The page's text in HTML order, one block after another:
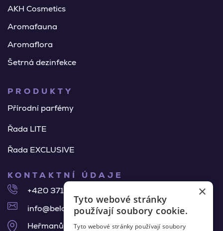
AKH Cosmetics
Aromafauna
Aromaflora
Šetrná dezinfekce
PRODUKTY
Přírodní parfémy
Řada LITE
Řada EXCLUSIVE
KONTAKTNÍ ÚDAJE
+420 371 140 918
info@belair-pur.cz
Heřmanův Městec
×
Tyto webové stránky
používají soubory cookie.
Tyto webové stránky používají soubory